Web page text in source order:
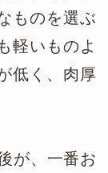
ものを選ぶ
軽いものよ
低く、肉厚
が、一番お